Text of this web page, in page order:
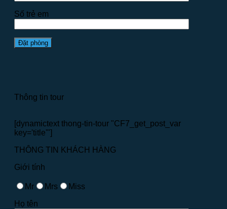
Số trẻ em
Thông tin tour
[dynamictext thong-tin-tour "CF7_get_post_var
key='title'"]
THÔNG TIN KHÁCH HÀNG
Giới tính
Mr Mrs
Miss
Họ tên